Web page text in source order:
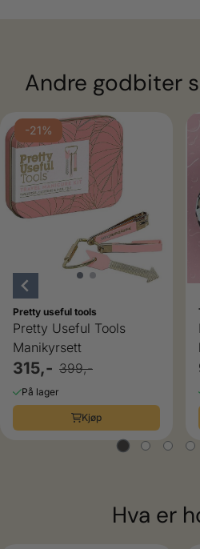
Andre godbiter
-21%
Pretty useful tools
Pretty Useful Tools
Manikyrsett
315,- 399,-
På lager
Kjøp
Hva er